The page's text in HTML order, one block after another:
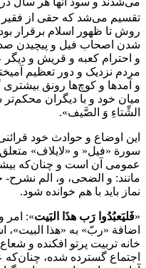
تقسیم‌ می‌شد ‌که‌ حقی‌ ‌از‌
روش‌ ‌تا‌ ظهور اسلام‌ برقرار
شدن‌ اصحاب‌ فیل‌ و پیچیدن‌
و احترام‌ کعبه‌ و قریش‌ و
مردم‌ نزدیک‌ و دور تعظیم‌
و آمدها و کوچ‌ها رونق‌
میان‌ ‌خود‌ و ‌با‌ دیگران‌ محکم‌تر
الشِّتاءِ وَ الصَّیف‌».
‌این اوضاع‌ و حوادث‌ ‌خود‌
سورة «فیل‌« و «لایلاف»‌
عمومی‌ ‌آن‌ ‌است‌ و چنان‌که‌
مانند: و الضحی‌، و، الم‌
نماز باید ‌با‌ ‌هم‌ خوانده‌ شود.
«فَلیَعبُدُوا رَب‌ هذَا البَیت‌»: امر
اضافة «ربّ‌» ‌به‌ «هذا‌ البیت»‌،
خانه‌ تربیت‌ پرتو افکنده‌ و
اجتماع‌ گسترده‌ ‌شده‌،